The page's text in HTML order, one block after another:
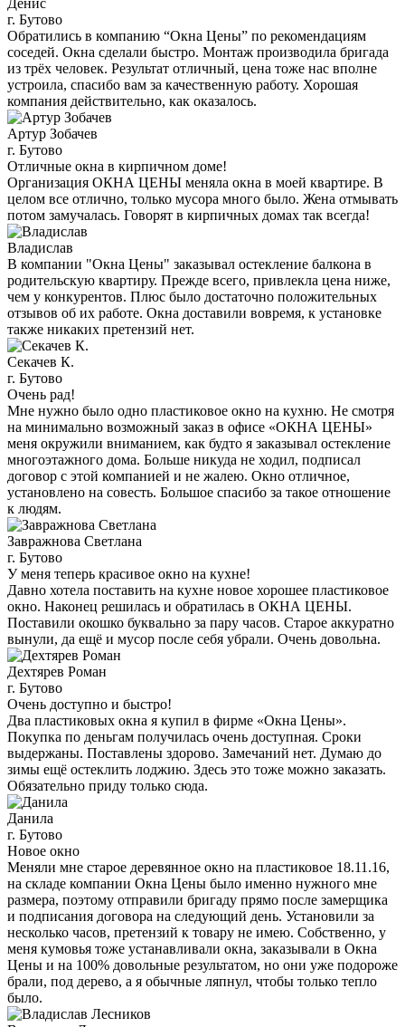
г. Бутово
Обратились в компанию “Окна Цены” по рекомендациям
соседей. Окна сделали быстро. Монтаж производила бригада
из трёх человек. Результат отличный, цена тоже нас вполне
устроила, спасибо вам за качественную работу. Хорошая
компания действительно, как оказалось.
Артур Зобачев
г. Бутово
Отличные окна в кирпичном доме!
Организация ОКНА ЦЕНЫ меняла окна в моей квартире. В
целом все отлично, только мусора много было. Жена отмывать
потом замучалась. Говорят в кирпичных домах так всегда!
Владислав
В компании "Окна Цены" заказывал остекление балкона в
родительскую квартиру. Прежде всего, привлекла цена ниже,
чем у конкурентов. Плюс было достаточно положительных
отзывов об их работе. Окна доставили вовремя, к установке
также никаких претензий нет.
Секачев К.
г. Бутово
Очень рад!
Мне нужно было одно пластиковое окно на кухню. Не смотря
на минимально возможный заказ в офисе «ОКНА ЦЕНЫ»
меня окружили вниманием, как будто я заказывал остекление
многоэтажного дома. Больше никуда не ходил, подписал
договор с этой компанией и не жалею. Окно отличное,
установлено на совесть. Большое спасибо за такое отношение
к людям.
Завражнова Светлана
г. Бутово
У меня теперь красивое окно на кухне!
Давно хотела поставить на кухне новое хорошее пластиковое
окно. Наконец решилась и обратилась в ОКНА ЦЕНЫ.
Поставили окошко буквально за пару часов. Старое аккуратно
вынули, да ещё и мусор после себя убрали. Очень довольна.
Дехтярев Роман
г. Бутово
Очень доступно и быстро!
Два пластиковых окна я купил в фирме «Окна Цены».
Покупка по деньгам получилась очень доступная. Сроки
выдержаны. Поставлены здорово. Замечаний нет. Думаю до
зимы ещё остеклить лоджию. Здесь это тоже можно заказать.
Обязательно приду только сюда.
Данила
г. Бутово
Новое окно
Меняли мне старое деревянное окно на пластиковое 18.11.16,
на складе компании Окна Цены было именно нужного мне
размера, поэтому отправили бригаду прямо после замерщика
и подписания договора на следующий день. Установили за
несколько часов, претензий к товару не имею. Собственно, у
меня кумовья тоже устанавливали окна, заказывали в Окна
Цены и на 100% довольные результатом, но они уже подороже
брали, под дерево, а я обычные ляпнул, чтобы только тепло
было.